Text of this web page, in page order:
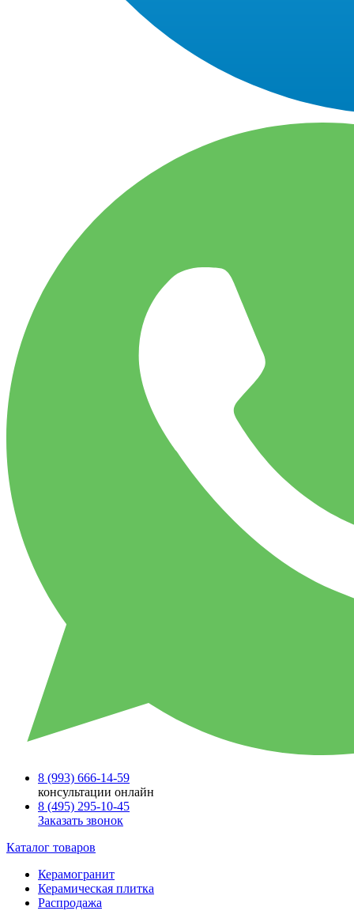
8 (993) 666-14-59
консультации онлайн
8 (495) 295-10-45
Заказать звонок
Каталог товаров
Керамогранит
Керамическая плитка
Распродажа